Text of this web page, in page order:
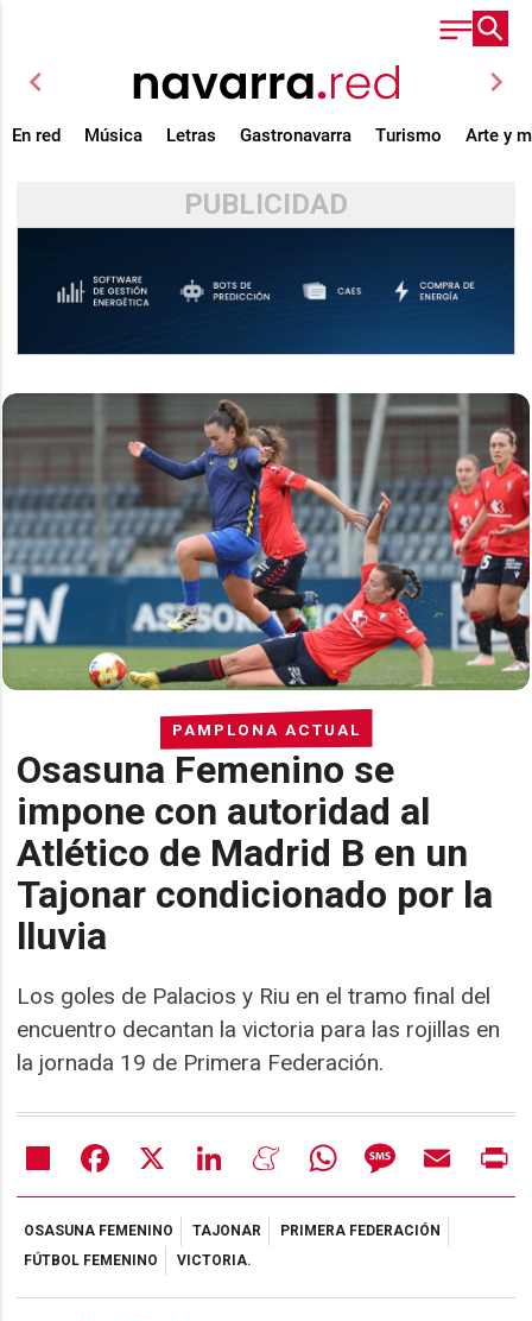
chevron_left chevron_right
En red Música Letras Gastronavarra Turismo Arte y
PUBLICIDAD
PAMPLONA ACTUAL
Osasuna Femenino se
impone con autoridad al
Atlético de Madrid B en un
Tajonar condicionado por la
lluvia
Los goles de Palacios y Riu en el tramo final del
encuentro decantan la victoria para las rojillas en
la jornada 19 de Primera Federación.
Share Facebook LinkedIn MeneameWhatsAppMessageEmail
OSASUNA FEMENINO TAJONAR
PRIMERA FEDERACIÓN
FÚTBOL FEMENINO
VICTORIA.